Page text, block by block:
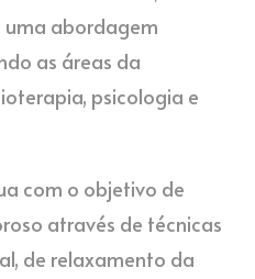
abordagem
as áreas da
psicologia e
com o objetivo de
através de técnicas
de relaxamento da